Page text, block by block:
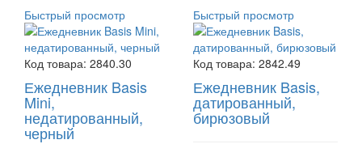
Быстрый просмотр
Код товара: 2840.30
Ежедневник Basis
Mini,
недатированный,
черный
Быстрый просмотр
Код товара: 2842.49
Ежедневник Basis,
датированный,
бирюзовый